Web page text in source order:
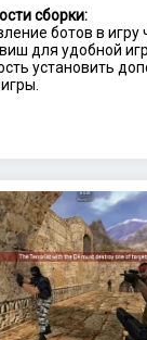
сборки:
ботов в игру
для удобной
установить